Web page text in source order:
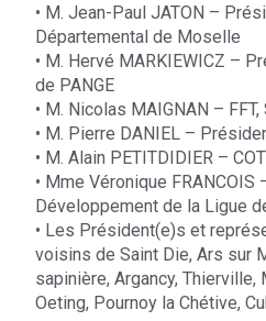
• M. Jean-Paul JATON –
Départemental de Moselle
• M. Hervé MARKIEWICZ –
de PANGE
• M. Nicolas MAIGNAN –
• M. Pierre DANIEL –
• M. Alain PETITDIDIER –
• Mme Véronique FRANCOIS
Développement de la Ligue
• Les Président(e)s et
voisins de Saint Die, Ars sur
sapinière, Argancy,
Oeting, Pournoy la Chétive,